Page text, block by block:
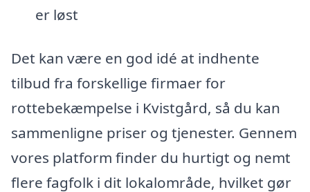
er løst
Det kan være en god idé at indhente
tilbud fra forskellige firmaer for
rottebekæmpelse i Kvistgård, så du kan
sammenligne priser og tjenester. Gennem
vores platform finder du hurtigt og nemt
flere fagfolk i dit lokalområde, hvilket gør